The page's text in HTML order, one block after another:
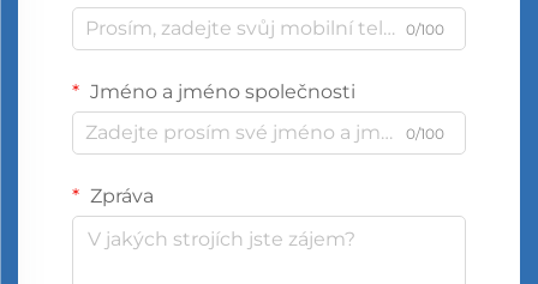
0/100
Jméno a jméno společnosti
0/100
Zpráva